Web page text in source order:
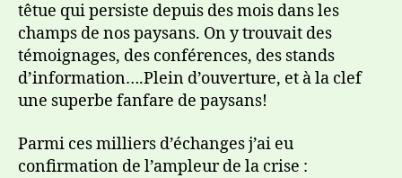
têtue qui persiste depuis des mois dans les
champs de nos paysans. On y trouvait des
témoignages, des conférences, des stands
d’information….Plein d’ouverture, et à la clef
une superbe fanfare de paysans!
Parmi ces milliers d’échanges j’ai eu
confirmation de l’ampleur de la crise :